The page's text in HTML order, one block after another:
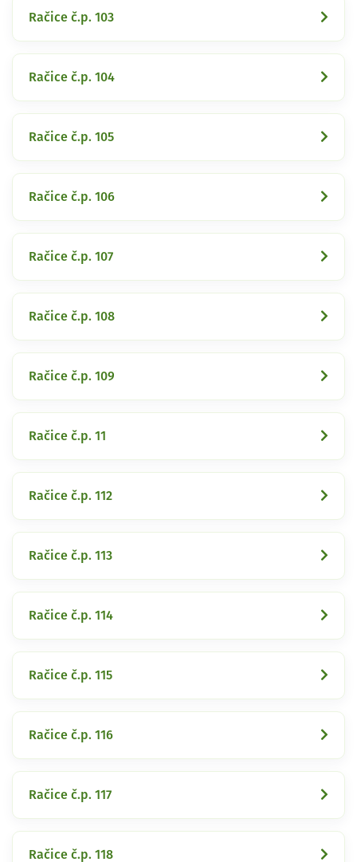
Račice č.p. 103
Račice č.p. 104
Račice č.p. 105
Račice č.p. 106
Račice č.p. 107
Račice č.p. 108
Račice č.p. 109
Račice č.p. 11
Račice č.p. 112
Račice č.p. 113
Račice č.p. 114
Račice č.p. 115
Račice č.p. 116
Račice č.p. 117
Račice č.p. 118